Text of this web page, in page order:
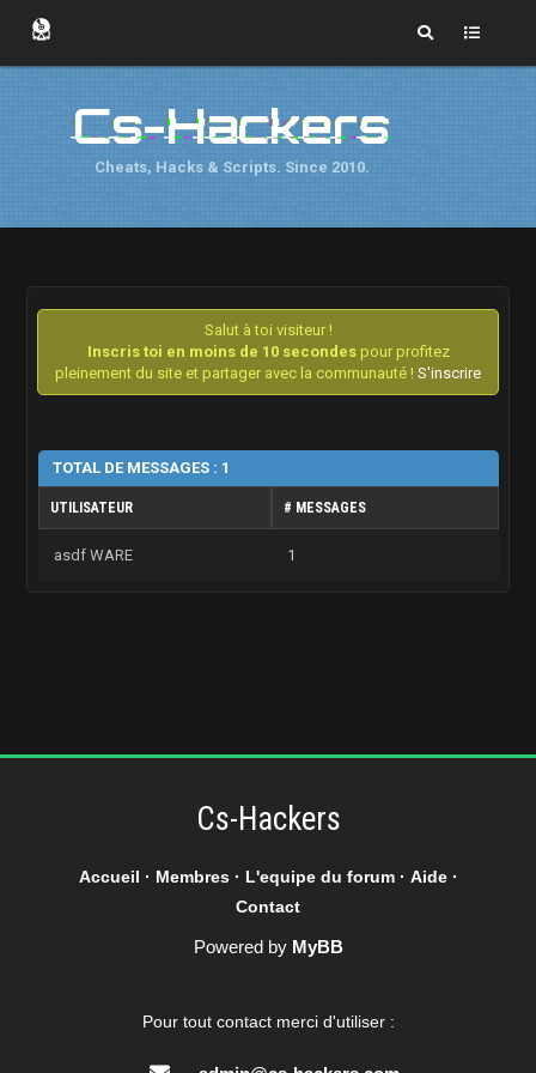
Cs-Hackers
Cheats, Hacks & Scripts. Since 2010.
Salut à toi visiteur !
Inscris toi en moins de 10 secondespour profitez
pleinement du site et partager avec la communauté ! S'inscrire
TOTAL DE MESSAGES : 1
UTILISATEUR # MESSAGES
asdf WARE 1
Cs-Hackers
Accueil · Membres· L'equipe du forum· Aide·
Contact
Powered by MyBB
Pour tout contact merci d'utiliser :